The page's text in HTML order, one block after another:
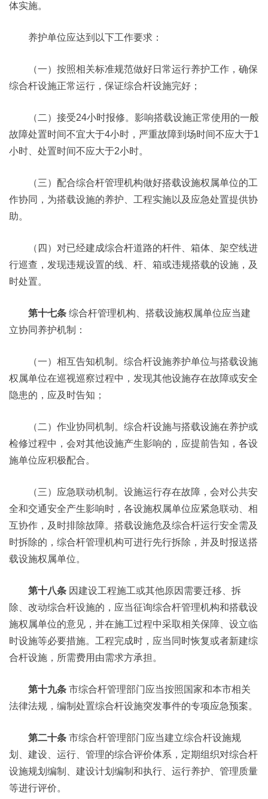
体实施。
养护单位应达到以下工作要求：
（一）按照相关标准规范做好日常运行养护工作，确保
综合杆设施正常运行，保证综合杆设施完好；
（二）接受24小时报修。影响搭载设施正常使用的一般
故障处置时间不宜大于4小时，严重故障到场时间不应大于1
小时、处置时间不应大于2小时。
（三）配合综合杆管理机构做好搭载设施权属单位的工
作协同，为搭载设施的养护、工程实施以及应急处置提供协
助。
（四）对已经建成综合杆道路的杆件、箱体、架空线进
行巡查，发现违规设置的线、杆、箱或违规搭载的设施，及
时处置。
第十七条 综合杆管理机构、搭载设施权属单位应当建
立协同养护机制：
（一）相互告知机制。综合杆设施养护单位与搭载设施
权属单位在巡视巡察过程中，发现其他设施存在故障或安全
隐患的，应及时告知；
（二）作业协同机制。综合杆设施与搭载设施在养护或
检修过程中，会对其他设施产生影响的，应提前告知，各设
施单位应积极配合。
（三）应急联动机制。设施运行存在故障，会对公共安
全和交通安全产生影响时，各设施权属单位应紧急联动、相
互协作，及时排除故障。搭载设施危及综合杆运行安全需及
时拆除的，综合杆管理机构可进行先行拆除，并及时报送搭
载设施权属单位。
第十八条 因建设工程施工或其他原因需要迁移、拆
除、改动综合杆设施的，应当征询综合杆管理机构和搭载设
施权属单位的意见，并在施工过程中采取相关保障、设立临
时设施等必要措施。工程完成时，应当同时恢复或者新建综
合杆设施，所需费用由需求方承担。
第十九条 市综合杆管理部门应当按照国家和本市相关
法律法规，编制处置综合杆设施突发事件的专项应急预案。
第二十条 市综合杆管理部门应当建立综合杆设施规
划、建设、运行、管理的综合评价体系，定期组织对综合杆
设施规划编制、建设计划编制和执行、运行养护、管理质量
等进行评价。